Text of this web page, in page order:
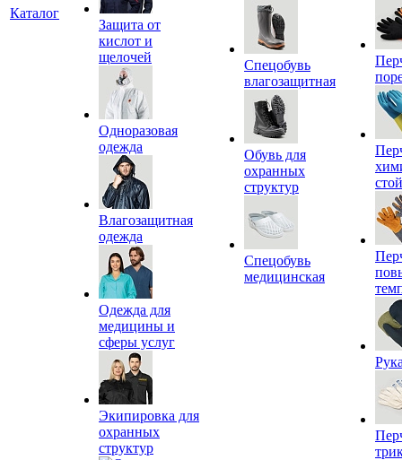
Каталог
Защита от
кислот и
щелочей
Одноразовая
одежда
Влагозащитная
одежда
Одежда для
медицины и
сферы услуг
Экипировка для
охранных
структур
Спецобувь
влагозащитная
Обувь для
охранных
структур
Спецобувь
медицинская